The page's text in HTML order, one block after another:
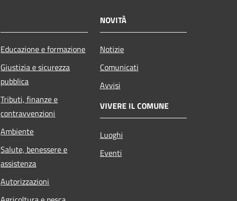
Educazione e formazione
Giustizia e sicurezza
pubblica
Tributi, finanze e
contravvenzioni
Ambiente
Salute, benessere e
assistenza
Autorizzazioni
NOVITÀ
Notizie
Comunicati
Avvisi
VIVERE IL COMUNE
Luoghi
Eventi